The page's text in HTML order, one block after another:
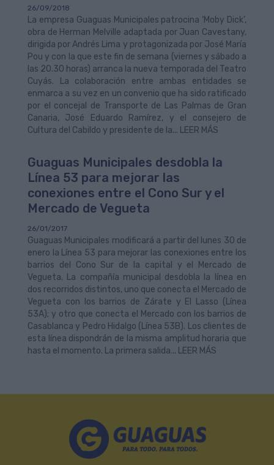
26/09/2018
La empresa Guaguas Municipales patrocina ‘Moby Dick’,
obra de Herman Melville adaptada por Juan Cavestany,
dirigida por Andrés Lima y protagonizada por José María
Pou y con la que este fin de semana (viernes y sábado a
las 20.30 horas) arranca la nueva temporada del Teatro
Cuyás. La colaboración entre ambas entidades se
enmarca a su vez en un convenio que ha sido ratificado
por el concejal de Transporte de Las Palmas de Gran
Canaria, José Eduardo Ramírez, y el consejero de
Cultura del Cabildo y presidente de la... LEER MÁS
Guaguas Municipales desdobla la
Línea 53 para mejorar las
conexiones entre el Cono Sur y el
Mercado de Vegueta
26/01/2017
Guaguas Municipales modificará a partir del lunes 30 de
enero la Línea 53 para mejorar las conexiones entre los
barrios del Cono Sur de la capital y el Mercado de
Vegueta. La compañía municipal desdobla la línea en
dos recorridos distintos, uno que conecta el Mercado de
Vegueta con los barrios de Zárate y El Lasso (Línea
53A); y otro que conecta el Mercado con los barrios de
Casablanca y Pedro Hidalgo (Línea 53B). Los clientes de
esta línea dispondrán de la misma amplitud horaria que
hasta el momento. La primera salida... LEER MÁS